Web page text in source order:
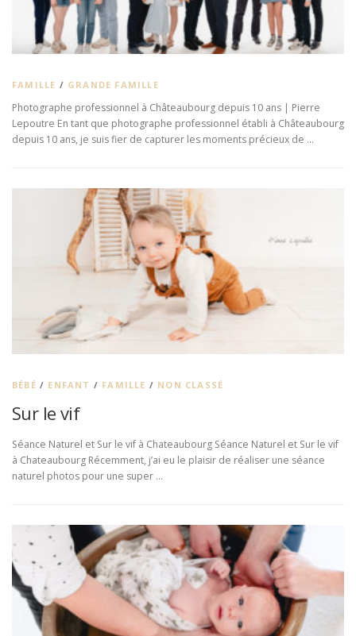
FAMILLE / GRANDE FAMILLE
Photographe professionnel à Châteaubourg depuis 10 ans | Pierre
Lepoutre En tant que photographe professionnel établi à Châteaubourg
depuis 10 ans, je suis fier de capturer les moments précieux de …
BÉBÉ / ENFANT / FAMILLE / NON CLASSÉ
Sur le vif
Séance Naturel et Sur le vif à Chateaubourg Séance Naturel et Sur le vif
à Chateaubourg Récemment, j’ai eu le plaisir de réaliser une séance
naturel photos pour une super …